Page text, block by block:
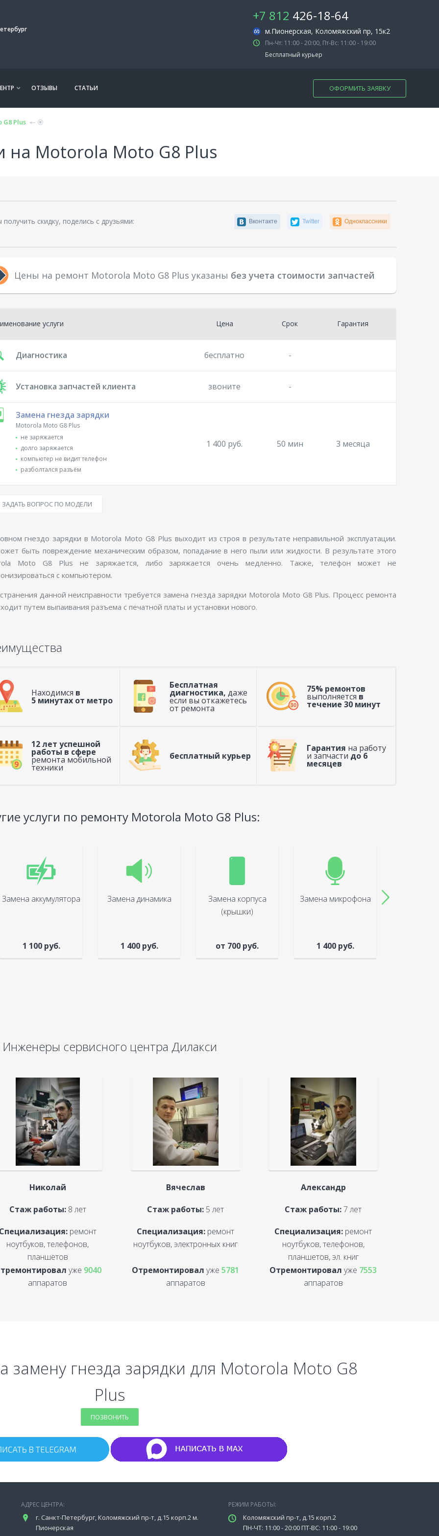
+7 812 426-18-64
м.Пионерская, Коломяжский пр, 15к2
Пн-Чт: 11:00 - 20:00, Пт-Вс: 11:00 - 19:00
Бесплатный курьер
ОТЗЫВЫ СТАТЬИ ОФОРМИТЬ ЗАЯВКУ
Plus
на Motorola Moto G8 Plus
скидку, поделись с друзьями: Вконтакте Twitter Одноклассники
Цены на ремонт Motorola Moto G8 Plus указаны без учета стоимости запчастей
услуги Цена Срок Гарантия
Диагностика бесплатно -
Установка запчастей клиента звоните -
Замена гнезда зарядки
Motorola Moto G8 Plus
не заряжается
долго заряжается
компьютер не видит телефон
разболтался разъём
1 400 руб. 50 мин 3 месяца
ЗАДАТЬ ВОПРОС ПО МОДЕЛИ
гнездо зарядки в Motorola Moto G8 Plus выходит из строя в результате неправильной эксплуатации.
быть повреждение механическим образом, попадание в него пыли или жидкости. В результате этого
Moto G8 Plus не заряжается, либо заряжается очень медленно. Также, телефон может не
с компьютером.
данной неисправности требуется замена гнезда зарядки Motorola Moto G8 Plus. Процесс ремонта
путем выпаивания разъема с печатной платы и установки нового.
Находимся в
5 минутах от метро
Бесплатная
диагностика, даже
если вы откажетесь
от ремонта
75% ремонтов
выполняется в
течение 30 минут
12 лет успешной
работы в сфере
ремонта мобильной
техники
бесплатный курьер
Гарантия на работу
и запчасти до 6
месяцев
услуги по ремонту Motorola Moto G8 Plus:
Замена аккумулятора
1 100 руб.
Замена динамика
1 400 руб.
Замена корпуса
(крышки)
от 700 руб.
Замена микрофона
1 400 руб.
Инженеры сервисного центра Дилакси
Николай
Стаж работы:8 лет
ремонт
ноутбуков, телефонов,
планшетов
уже 9040
аппаратов
Вячеслав
Стаж работы: 5 лет
Специализация: ремонт
ноутбуков, электронных книг
Отремонтировалуже5781
аппаратов
Александр
Стаж работы:7 лет
Специализация: ремонт
ноутбуков, телефонов,
планшетов, эл. книг
Отремонтировалуже 7553
аппаратов
замену гнезда зарядки для Motorola Moto G8
Plus
ПОЗВОНИТЬ
АДРЕС ЦЕНТРА:
г. Санкт-Петербург, Коломяжский пр-т, д.15 корп.2 м.
Пионерская
РЕЖИМ РАБОТЫ:
Коломяжский пр-т, д.15 корп.2
ПН-ЧТ: 11:00 - 20:00 ПТ-ВС: 11:00 - 19:00